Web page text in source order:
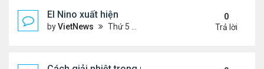
El Nino xuất hiện
byVietNews Thứ 5 Tháng 6 15, 2023 10:42 am
0
Trả lời